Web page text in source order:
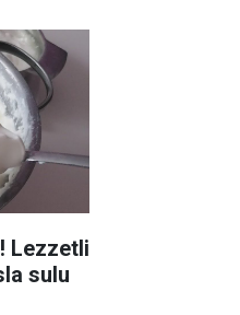
Lezzetli
sulu